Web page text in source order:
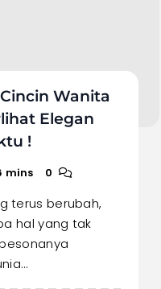
Wanita
Elegan
!
mins 0
terus berubah,
hal yang tak